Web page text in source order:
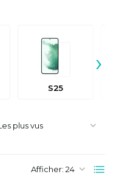
S25
›
Afficher: